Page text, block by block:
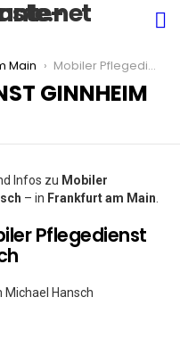
Main Mobiler Pflegedienst Ginnheim Michael Hansch
GINNHEIM
Infos zu Mobiler
– in Frankfurt am Main
Pflegedienst
Michael Hansch